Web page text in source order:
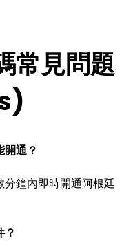
常見問題
通？
鐘內即時開通阿根廷
？